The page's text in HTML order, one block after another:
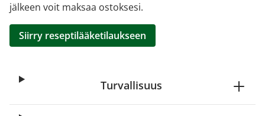
jälkeen voit maksaa ostoksesi.
Siirry reseptilääketilaukseen
Turvallisuus